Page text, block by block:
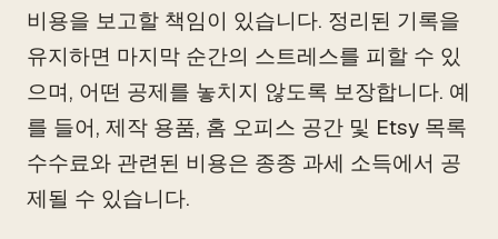
비용을 보고할 책임이 있습니다. 정리된 기록을
유지하면 마지막 순간의 스트레스를 피할 수 있
으며, 어떤 공제를 놓치지 않도록 보장합니다. 예
를 들어, 제작 용품, 홈 오피스 공간 및 Etsy 목록
수수료와 관련된 비용은 종종 과세 소득에서 공
제될 수 있습니다.